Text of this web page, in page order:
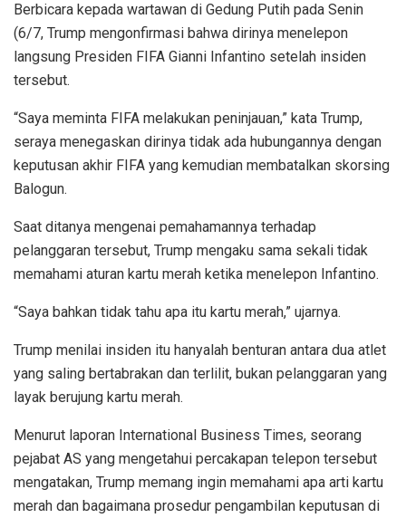
Berbicara kepada wartawan di Gedung Putih pada Senin
(6/7, Trump mengonfirmasi bahwa dirinya menelepon
langsung Presiden FIFA Gianni Infantino setelah insiden
tersebut.
“Saya meminta FIFA melakukan peninjauan,” kata Trump,
seraya menegaskan dirinya tidak ada hubungannya dengan
keputusan akhir FIFA yang kemudian membatalkan skorsing
Balogun.
Saat ditanya mengenai pemahamannya terhadap
pelanggaran tersebut, Trump mengaku sama sekali tidak
memahami aturan kartu merah ketika menelepon Infantino.
“Saya bahkan tidak tahu apa itu kartu merah,” ujarnya.
Trump menilai insiden itu hanyalah benturan antara dua atlet
yang saling bertabrakan dan terlilit, bukan pelanggaran yang
layak berujung kartu merah.
Menurut laporan International Business Times, seorang
pejabat AS yang mengetahui percakapan telepon tersebut
mengatakan, Trump memang ingin memahami apa arti kartu
merah dan bagaimana prosedur pengambilan keputusan di